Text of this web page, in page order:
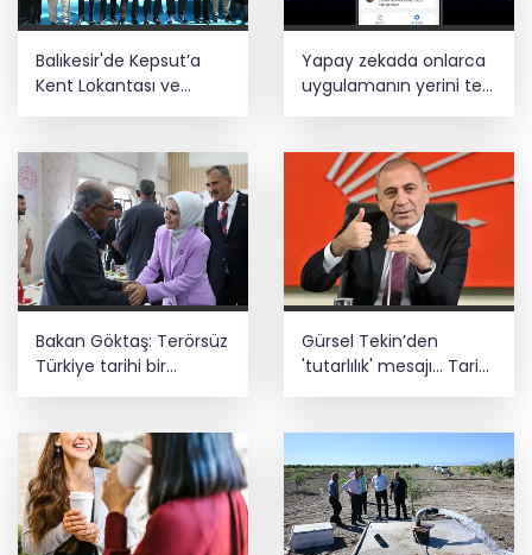
Balıkesir'de Kepsut’a
Kent Lokantası ve
Yapay zekada onlarca
uygulamanın yerini tek
Bakan Göktaş: Terörsüz
Türkiye tarihi bir
Gürsel Tekin’den
'tutarlılık' mesajı... Tarihi